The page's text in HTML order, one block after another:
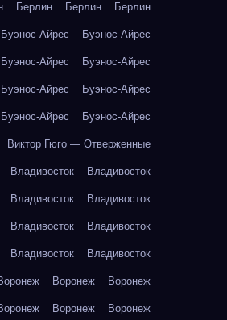
Берлин Берлин Берлин
Буэнос-Айрес Буэнос-Айрес
Буэнос-Айрес Буэнос-Айрес
Буэнос-Айрес Буэнос-Айрес
Буэнос-Айрес Буэнос-Айрес
Виктор Гюго — Отверженные
Владивосток Владивосток
Владивосток Владивосток
Владивосток Владивосток
Владивосток Владивосток
Воронеж Воронеж
Воронеж Воронеж